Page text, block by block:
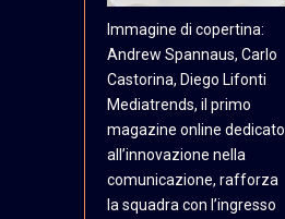
Immagine di copertina:
Andrew Spannaus, Carlo
Castorina, Diego Lifonti
Mediatrends, il primo
magazine online dedicato
all’innovazione nella
comunicazione, rafforza
la squadra con l’ingresso